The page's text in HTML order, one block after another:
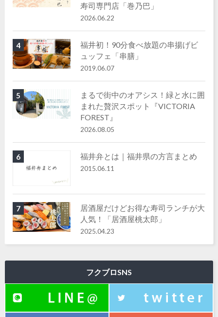
寿司専門店「巻乃巴」
2026.06.22
4
福井初！90分食べ放題の串揚げビ
ュッフェ「串膳」
2019.06.07
5
まるで街中のオアシス！緑と水に囲
まれた贅沢スポット『VICTORIA
FOREST』
2026.08.05
6 福井弁とは｜福井県の方言まとめ
2015.06.11
7
居酒屋だけどお得な寿司ランチが大
人気！「居酒屋桃太郎」
2025.04.23
フクブロSNS